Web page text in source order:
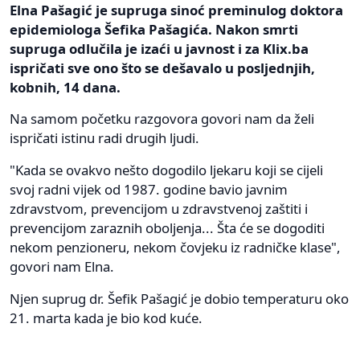
Elna Pašagić je supruga sinoć preminulog doktora
epidemiologa Šefika Pašagića. Nakon smrti
supruga odlučila je izaći u javnost i za Klix.ba
ispričati sve ono što se dešavalo u posljednjih,
kobnih, 14 dana.
Na samom početku razgovora govori nam da želi
ispričati istinu radi drugih ljudi.
"Kada se ovakvo nešto dogodilo ljekaru koji se cijeli
svoj radni vijek od 1987. godine bavio javnim
zdravstvom, prevencijom u zdravstvenoj zaštiti i
prevencijom zaraznih oboljenja... Šta će se dogoditi
nekom penzioneru, nekom čovjeku iz radničke klase",
govori nam Elna.
Njen suprug dr. Šefik Pašagić je dobio temperaturu oko
21. marta kada je bio kod kuće.